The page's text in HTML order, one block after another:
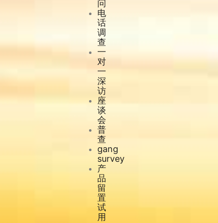
问
电
话
调
查
一
对
一
深
访
座
谈
会
普
查
gang
survey
产
品
留
置
试
用